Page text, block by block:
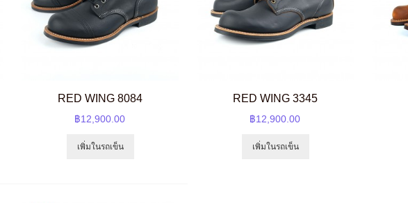
RED WING 8084
฿12,900.00
เพิ่มในรถเข็น
RED WING 3345
฿12,900.00
เพิ่มในรถเข็น